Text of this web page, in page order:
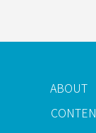
ABOUT